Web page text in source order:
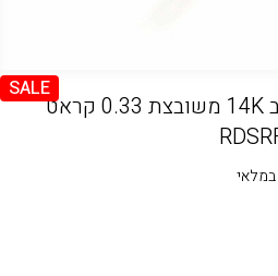
SALE
טבעת לב יהלומים, זהב 14K משובצת 0.33 קראט